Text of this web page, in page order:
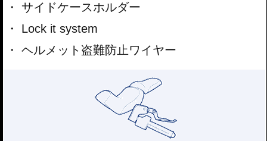
わせ、長さや角度なども最適化。表面はパウダー塗装を採用し、高強度と高質
ます。
特にフレームカラーが特徴の車両には同色のエンジンガードをラインナップ
し、まるで1つのフレームであるかのような圧倒的な高い完成度を誇ります。
証であり、同時に積み重ねてきた多くの知識と技術を製品に反映させ続けてい
ることが 多くのライダーに選ばれ続けている理由です。
サイドケースホルダー
Lock it system
ヘルメット盗難防止ワイヤー